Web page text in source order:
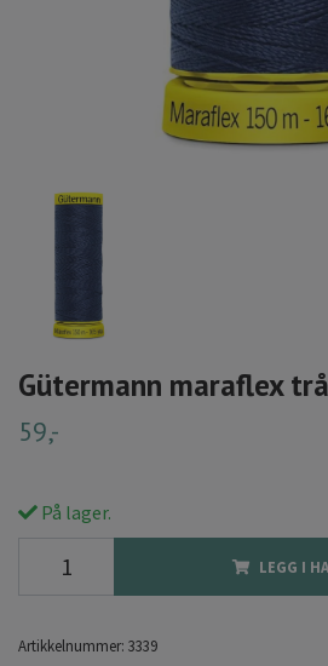
Gütermann maraflex
59,-
På lager.
LEGG I
Artikkelnummer: 3339